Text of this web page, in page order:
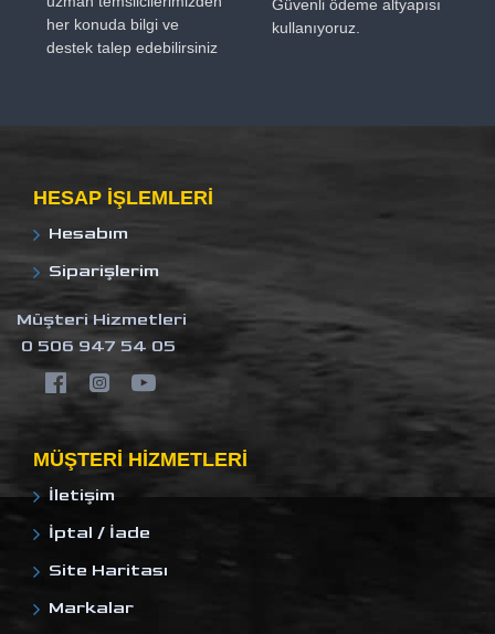
her konuda bilgi ve
destek talep edebilirsiniz
Güvenli ödeme altyapısı
kullanıyoruz.
HESAP IŞLEMLERI
Hesabım
Siparişlerim
Müşteri Hizmetleri
0 506 947 54 05
MÜŞTERI HIZMETLERI
İletişim
İptal / İade
Site Haritası
Markalar